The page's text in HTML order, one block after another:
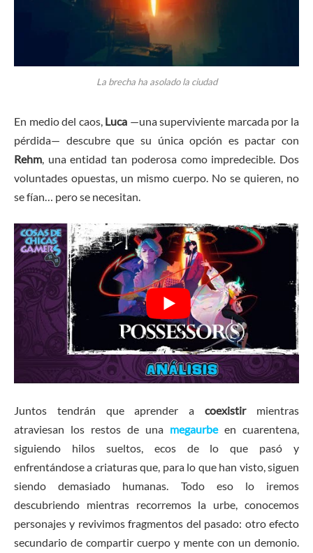
La brecha ha asolado la ciudad
En medio del caos, Luca —una superviviente marcada por la
pérdida— descubre que su única opción es pactar con
Rehm, una entidad tan poderosa como impredecible. Dos
voluntades opuestas, un mismo cuerpo. No se quieren, no
se fían… pero se necesitan.
Juntos tendrán que aprender acoexistirmientras
atraviesan los restos de una megaurbe en cuarentena,
siguiendo hilos sueltos, ecos de lo que pasó y
enfrentándose a criaturas que, para lo que han visto, siguen
siendo demasiado humanas. Todo eso lo iremos
descubriendo mientras recorremos la urbe, conocemos
personajes y revivimos fragmentos del pasado: otro efecto
secundario de compartir cuerpo y mente con un demonio.